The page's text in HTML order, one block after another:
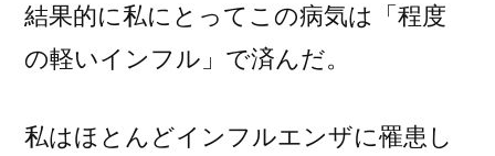
結果的に私にとってこの病気は「程度
の軽いインフル」で済んだ。
私はほとんどインフルエンザに罹患し